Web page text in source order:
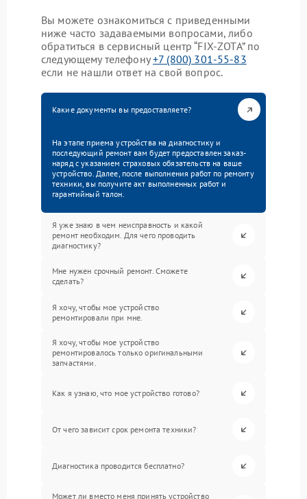
Вы можете ознакомиться с приведенными
ниже часто задаваемыми вопросами, либо
обратиться в сервисный центр “FIX-ZOTA” по
следующему телефону+7 (800) 301-55-83
если не нашли ответ на свой вопрос.
Какие документы вы предоставляете?
На этапе приема устройства на диагностику и
последующий ремонт вам будет предоставлен заказ-
наряд с указанием страховых обязательств на ваше
устройство. Далее, после выполнения работ по ремонту
техники, вы получите акт выполненных работ и
гарантийный талон.
Я уже знаю в чем неисправность и какой
ремонт необходим. Для чего проводить
диагностику?
Мне нужен срочный ремонт. Сможете
сделать?
Я хочу, чтобы мое устройство
ремонтировали при мне.
Я хочу, чтобы мое устройство
ремонтировалось только оригинальными
запчастями.
Как я узнаю, что мое устройство готово?
От чего зависит срок ремонта техники?
Диагностика проводится бесплатно?
Может ли вместо меня принять устройство